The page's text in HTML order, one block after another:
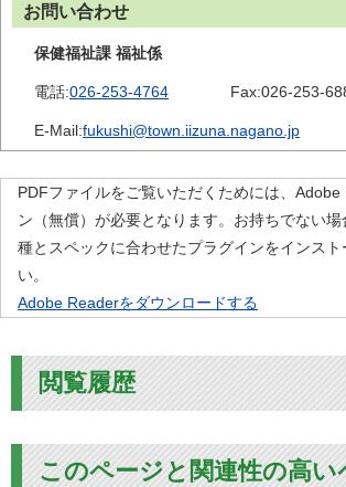
お問い合わせ
保健福祉課 福祉係
電話:026-253-4764 Fax:026-253-
E-Mail:fukushi@town.iizuna.nagano.jp
PDFファイルをご覧いただくためには、Adobe
ン（無償）が必要となります。お持ちでない
種とスペックに合わせたプラグインをインスト
い。
Adobe Readerをダウンロードする
閲覧履歴
このページと関連性の高い